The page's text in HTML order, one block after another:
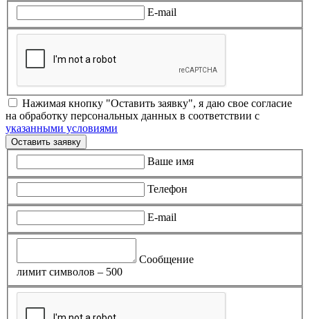
E-mail
Нажимая кнопку "Оставить заявку", я даю свое согласие
на обработку персональных данных в соответствии с
указанными условиями
Оставить заявку
Ваше имя
Телефон
E-mail
Сообщение
лимит символов – 500